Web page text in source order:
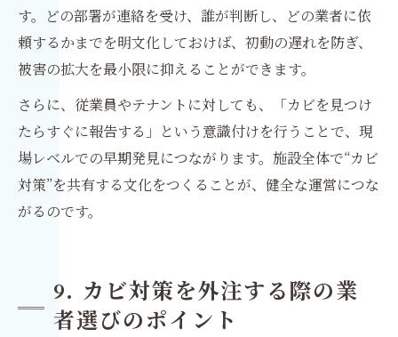
す。どの部署が連絡を受け、誰が判断し、どの業者に依
頼するかまでを明文化しておけば、初動の遅れを防ぎ、
被害の拡大を最小限に抑えることができます。
さらに、従業員やテナントに対しても、「カビを見つけ
たらすぐに報告する」という意識付けを行うことで、現
場レベルでの早期発見につながります。施設全体で“カビ
対策”を共有する文化をつくることが、健全な運営につな
がるのです。
9. カビ対策を外注する際の業
者選びのポイント